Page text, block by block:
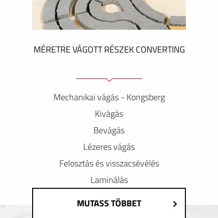
MÉRETRE VÁGOTT RÉSZEK CONVERTING
Mechanikai vágás - Kongsberg
Kivágás
Bevágás
Lézeres vágás
Felosztás és visszacsévélés
Laminálás
MUTASS TÖBBET